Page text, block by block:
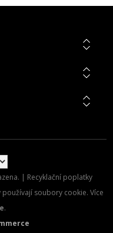
| Recyklační poplatky
soubory cookie. Více
.